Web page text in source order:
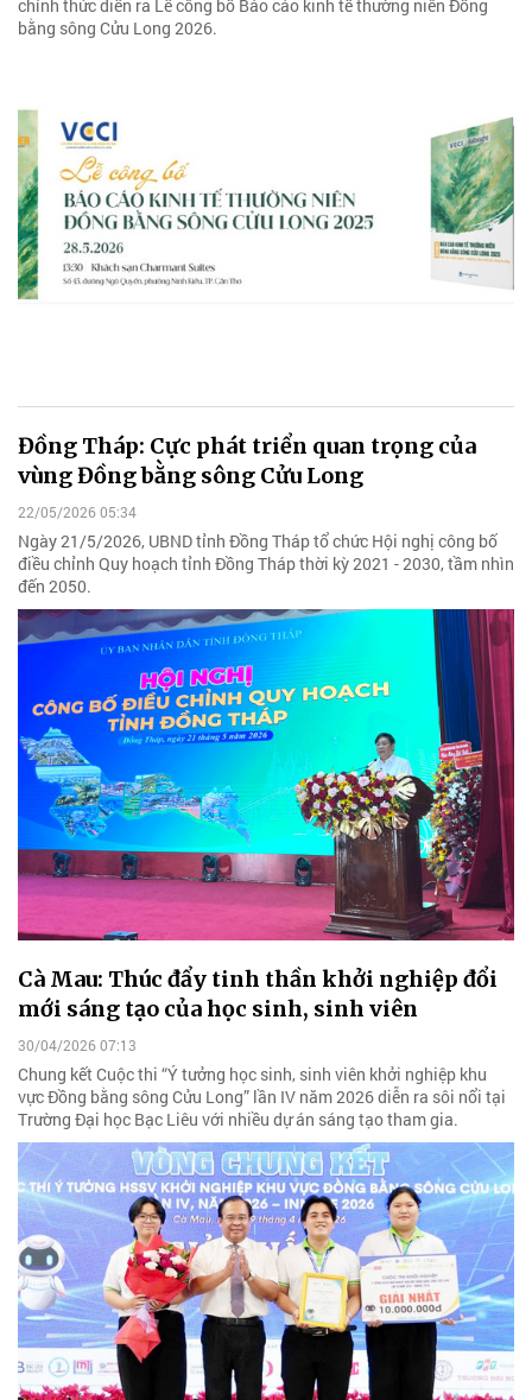
chính thức diễn ra Lễ công bố Báo cáo kinh tế thường niên Đồng
bằng sông Cửu Long 2026.
Đồng Tháp: Cực phát triển quan trọng của
vùng Đồng bằng sông Cửu Long
22/05/2026 05:34
Ngày 21/5/2026, UBND tỉnh Đồng Tháp tổ chức Hội nghị công bố
điều chỉnh Quy hoạch tỉnh Đồng Tháp thời kỳ 2021 - 2030, tầm nhìn
đến 2050.
Cà Mau: Thúc đẩy tinh thần khởi nghiệp đổi
mới sáng tạo của học sinh, sinh viên
30/04/2026 07:13
Chung kết Cuộc thi “Ý tưởng học sinh, sinh viên khởi nghiệp khu
vực Đồng bằng sông Cửu Long” lần IV năm 2026 diễn ra sôi nổi tại
Trường Đại học Bạc Liêu với nhiều dự án sáng tạo tham gia.